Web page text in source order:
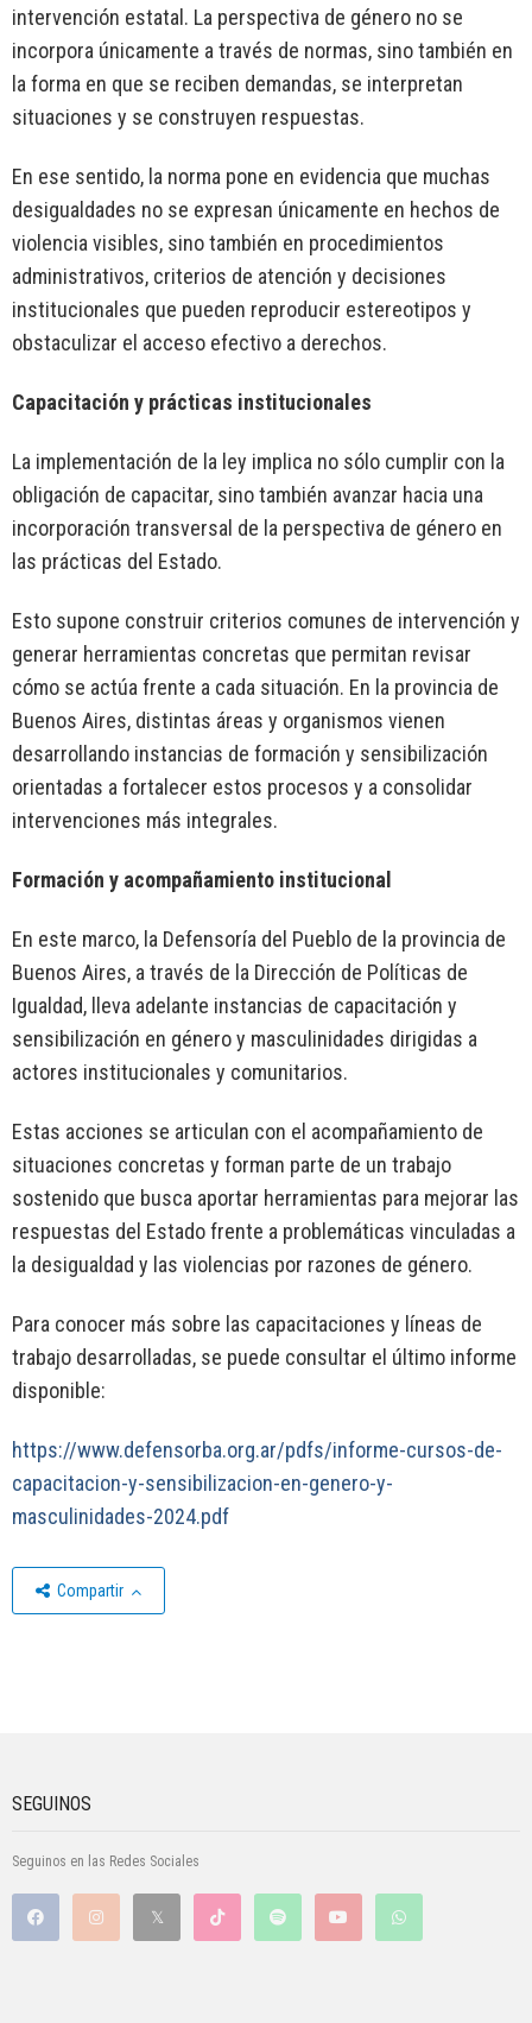
intervención estatal. La perspectiva de género no se
incorpora únicamente a través de normas, sino también en
la forma en que se reciben demandas, se interpretan
situaciones y se construyen respuestas.
En ese sentido, la norma pone en evidencia que muchas
desigualdades no se expresan únicamente en hechos de
violencia visibles, sino también en procedimientos
administrativos, criterios de atención y decisiones
institucionales que pueden reproducir estereotipos y
obstaculizar el acceso efectivo a derechos.
Capacitación y prácticas institucionales
La implementación de la ley implica no sólo cumplir con la
obligación de capacitar, sino también avanzar hacia una
incorporación transversal de la perspectiva de género en
las prácticas del Estado.
Esto supone construir criterios comunes de intervención y
generar herramientas concretas que permitan revisar
cómo se actúa frente a cada situación. En la provincia de
Buenos Aires, distintas áreas y organismos vienen
desarrollando instancias de formación y sensibilización
orientadas a fortalecer estos procesos y a consolidar
intervenciones más integrales.
Formación y acompañamiento institucional
En este marco, la Defensoría del Pueblo de la provincia de
Buenos Aires, a través de la Dirección de Políticas de
Igualdad, lleva adelante instancias de capacitación y
sensibilización en género y masculinidades dirigidas a
actores institucionales y comunitarios.
Estas acciones se articulan con el acompañamiento de
situaciones concretas y forman parte de un trabajo
sostenido que busca aportar herramientas para mejorar las
respuestas del Estado frente a problemáticas vinculadas a
la desigualdad y las violencias por razones de género.
Para conocer más sobre las capacitaciones y líneas de
trabajo desarrolladas, se puede consultar el último informe
disponible:
https://www.defensorba.org.ar/pdfs/informe-cursos-de-
capacitacion-y-sensibilizacion-en-genero-y-
masculinidades-2024.pdf
Compartir
SEGUINOS
Seguinos en las Redes Sociales